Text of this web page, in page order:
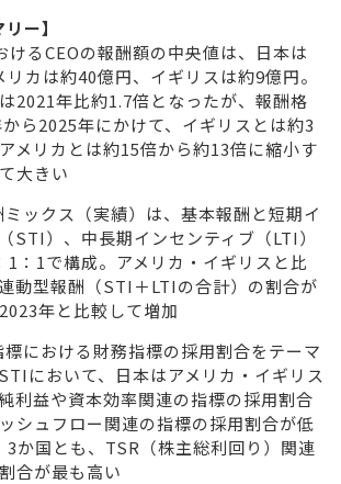
ー】
けるCEOの報酬額の中央値は、日本は
カは約40億円、イギリスは約9億円。
2021年比約1.7倍となったが、報酬格
ら2025年にかけて、イギリスとは約3
メリカとは約15倍から約13倍に縮小す
大きい
ミックス（実績）は、基本報酬と短期イ
STI）、中長期インセンティブ（LTI）
1：1で構成。アメリカ・イギリスと比
動型報酬（STI＋LTIの合計）の割合が
年と比較して増加
標における財務指標の採用割合をテーマ
において、日本はアメリカ・イギリス
利益や資本効率関連の指標の採用割合
シュフロー関連の指標の採用割合が低
3か国とも、TSR（株主総利回り）関連
合が最も高い